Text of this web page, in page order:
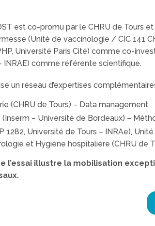
est co-promu par le CHRU de Tours
(Unité de vaccinologie / CIC 141
Université Paris Cité) comme co-
INRAE) comme référente scientifique.
un réseau d’expertises
(CHRU de Tours) – Data management
(Inserm – Université de Bordeaux) –
1282, Université de Tours – INRAe),
et Hygiène hospitalière (CHRU de
l’essai illustre la mobilisation